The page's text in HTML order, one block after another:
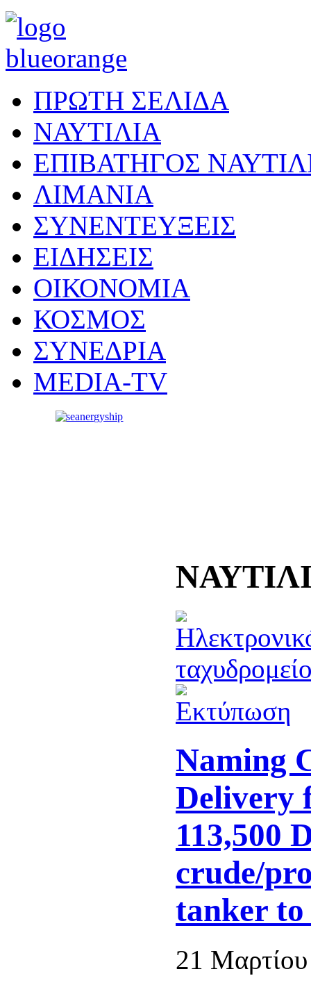
ΠΡΩΤΗ ΣΕΛΙΔΑ
ΝΑΥΤΙΛΙΑ
ΕΠΙΒΑΤΗΓΟΣ
ΛΙΜΑΝΙΑ
ΣΥΝΕΝΤΕΥΞΕΙΣ
ΕΙΔΗΣΕΙΣ
ΟΙΚΟΝΟΜΙΑ
ΚΟΣΜΟΣ
ΣΥΝΕΔΡΙΑ
MEDIA-TV
Naming
Delivery
113,500
crude/
tanker to
21